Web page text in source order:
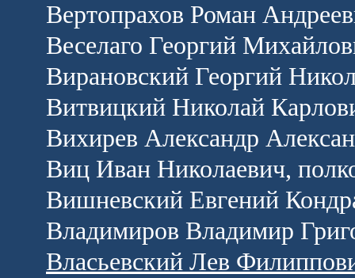
Вертопрахов Роман
Веселаго Георгий
Вирановский Георгий
Витвицкий Николай
Вихирев Александр
Виц Иван Николаевич,
Вишневский Евгений
Владимиров Владимир
Власьевский Лев